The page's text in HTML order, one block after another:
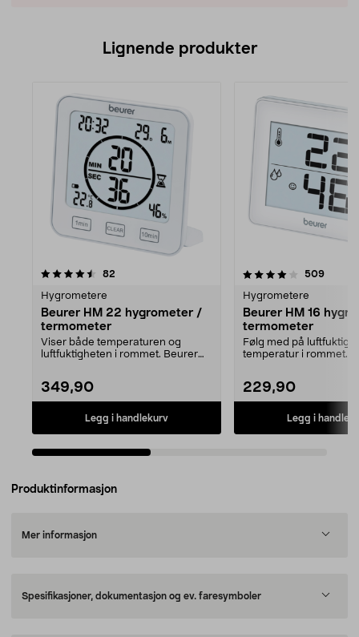
Lignende produkter
82
Hygrometere
Beurer HM 22 hygrometer /
termometer
Viser både temperaturen og
luftfuktigheten i rommet. Beurer
349,90
Legg i handlekurv
4.0av 5 stjerner 509
Hygrometere
Beurer HM 16
termometer
Følg med på
temperatur i rommet.
229,90
Legg i
3.5av 5 stjerner
Produktinformasjon
Mer informasjon
Spesifikasjoner, dokumentasjon og ev. faresymboler